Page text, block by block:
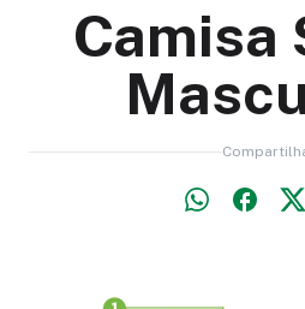
Camisa